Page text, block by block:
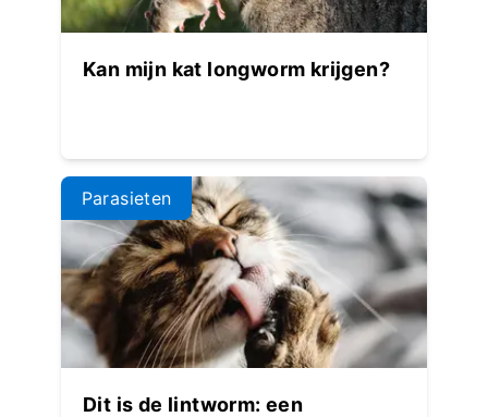
Kan mijn kat longworm krijgen?
Parasieten
Dit is de lintworm: een